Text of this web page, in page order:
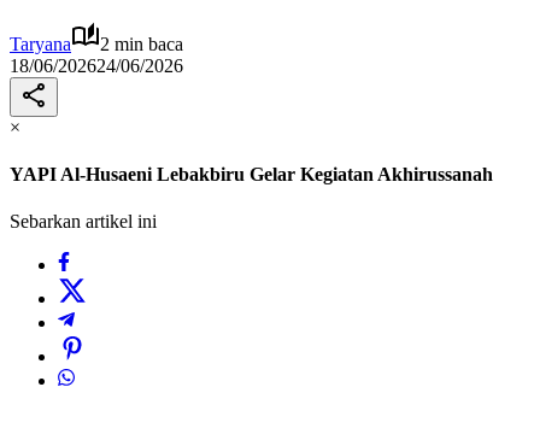
Taryana
2 min baca
18/06/202624/06/2026
×
YAPI Al-Husaeni Lebakbiru Gelar Kegiatan Akhirussanah
Sebarkan artikel ini